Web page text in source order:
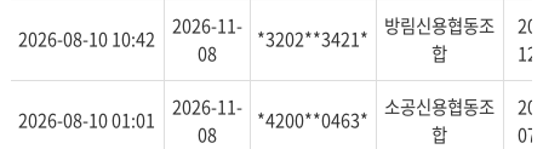
2026-08-10 10:42
2026-11-
08
*3202**3421*
방림신용협동조
합
2026-08-10 01:01
2026-11-
08
*4200**0463*
소공신용협동조
합